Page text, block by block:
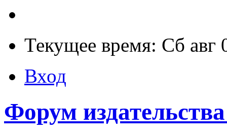
Текущее время: Сб авг
Вход
Форум